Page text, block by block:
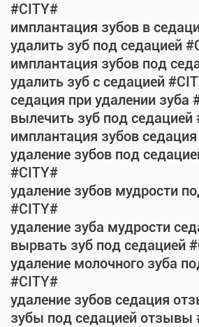
#CITY#
имплантация зубов в
удалить зуб под седацией
имплантация зубов под
удалить зуб с седацией
седация при удалении зуба
вылечить зуб под седацией
имплантация зубов
удаление зубов под
#CITY#
удаление зубов мудрости
#CITY#
удаление зуба мудрости
вырвать зуб под седацией
удаление молочного зуба
#CITY#
удаление зубов седация
зубы под седацией отзывы